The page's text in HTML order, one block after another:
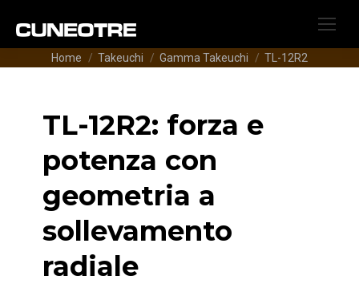
Tu sei qui:
Home Takeuchi Gamma Takeuchi TL-12R2
TL-12R2: forza e
potenza con
geometria a
sollevamento
radiale